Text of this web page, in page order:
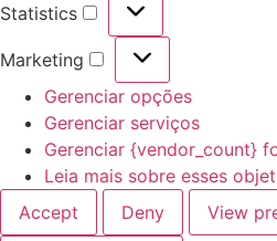
Statistics
Statistics
Marketing
Marketing
Gerenciar opções
Gerenciar serviços
Gerenciar {vendor_count}
Leia mais sobre esses
Accept
Deny View